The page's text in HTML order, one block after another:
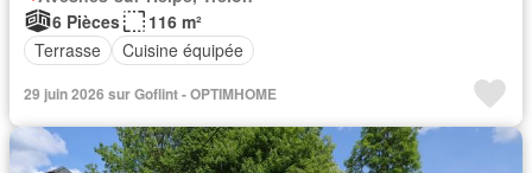
6 Pièces
116 m²
Terrasse
Cuisine équipée
29 juin 2026 sur Goflint - OPTIMHOME